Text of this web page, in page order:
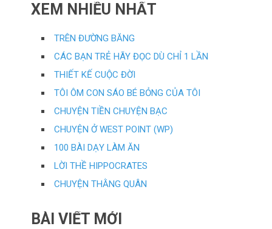
XEM NHIỀU NHẤT
TRÊN ĐƯỜNG BĂNG
CÁC BẠN TRẺ HÃY ĐỌC DÙ CHỈ 1 LẦN
THIẾT KẾ CUỘC ĐỜI
TÔI ÔM CON SÁO BÉ BỎNG CỦA TÔI
CHUYỆN TIỀN CHUYỆN BẠC
CHUYỆN Ở WEST POINT (WP)
100 BÀI DẠY LÀM ĂN
LỜI THỀ HIPPOCRATES
CHUYỆN THẰNG QUÂN
BÀI VIẾT MỚI